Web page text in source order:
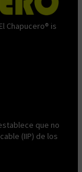
Chapucero® is
que no
(IIP) de los